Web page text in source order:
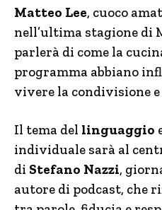
Matteo Lee, cuoco
nell’ultima stagione di
parlerà di come la
programma abbiano
vivere la condivisione
Il tema del linguaggio
individuale sarà al
di Stefano Nazzi,
autore di podcast, che